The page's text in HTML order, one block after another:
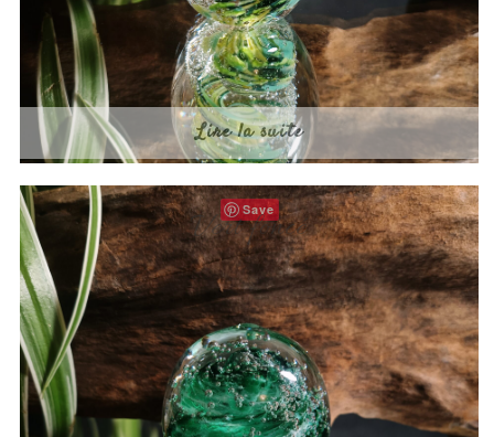
Lire la suite
Save
Vert foncé